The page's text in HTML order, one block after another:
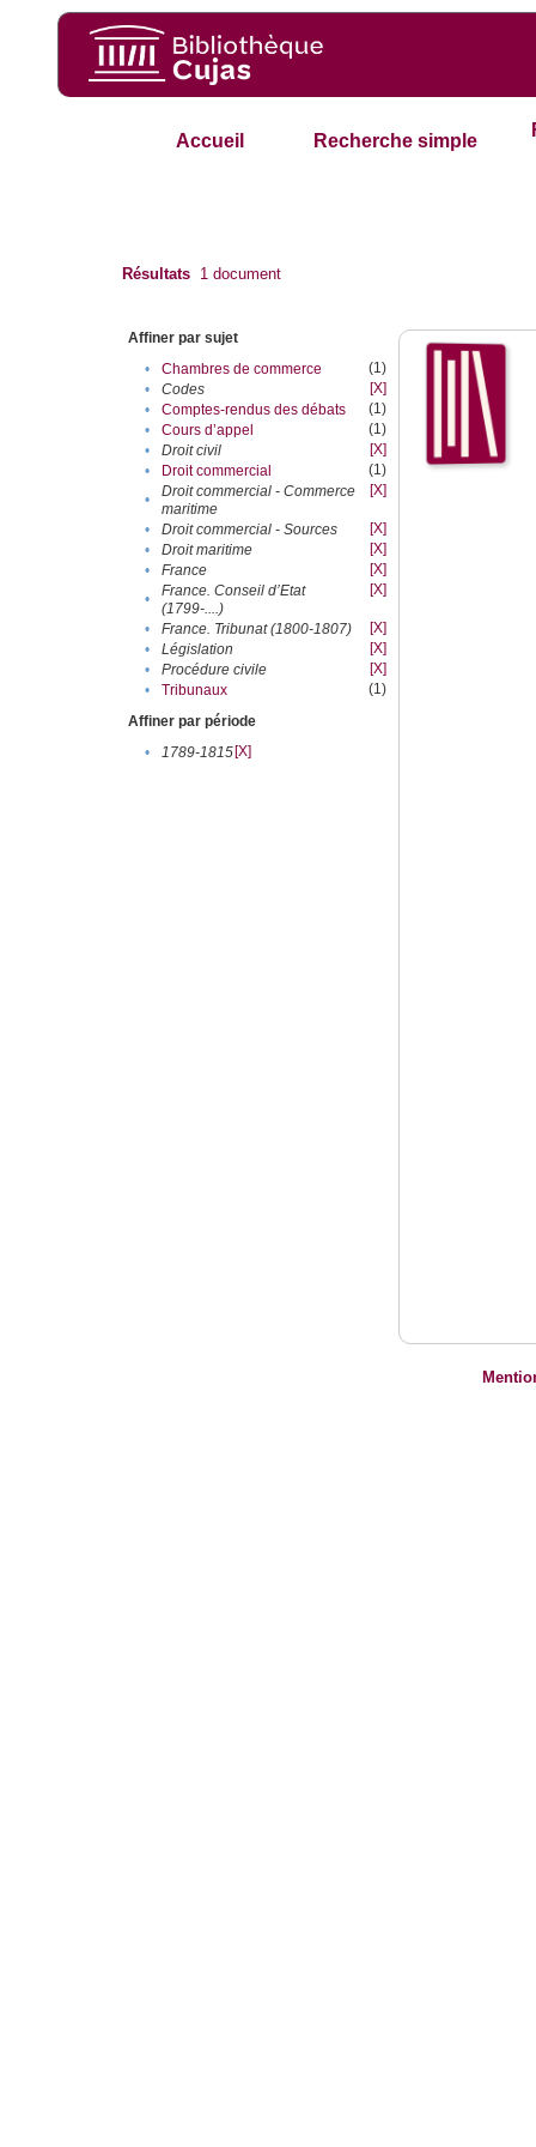
Accueil Recherche simple
Résultats 1 document
Affiner par sujet
•
Chambres de commerce
(1)
•
Codes
[X]
•
Comptes-rendus des débats
(1)
•
Cours d’appel
(1)
•
Droit civil
[X]
•
Droit commercial
(1)
•
Droit commercial - Commerce
maritime
[X]
• Droit commercial - Sources
[X]
•
Droit maritime
[X]
•
France
[X]
•
France. Conseil d’Etat
(1799-....)
[X]
• France. Tribunat (1800-1807)
[X]
•
Législation
[X]
•
Procédure civile
[X]
•
Tribunaux
(1)
Affiner par période
•
1789-1815[X]